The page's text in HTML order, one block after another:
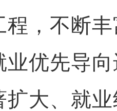
程，不断
业优先导
扩大、就